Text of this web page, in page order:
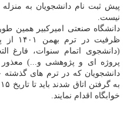
پیش ثبت نام دانشجویان به
نیست.
دانشگاه صنعتی امیرکبیر همین
(دانشجوی اتمام سنوات، فارغ
پروژه ای و پژوهشی و...)
دانشجویان که در ترم های
خوابگاه اقدام نمایند.